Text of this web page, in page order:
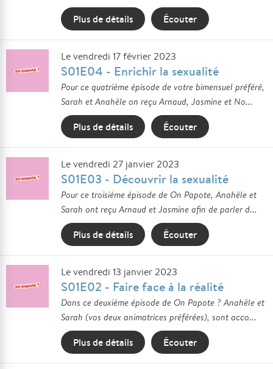
Plus de détails Écouter
Le vendredi 17 février 2023
S01E04 - Enrichir la sexualité
Pour ce quatrième épisode de votre bimensuel préféré,
Sarah et Anahële on reçu Arnaud, Jasmine et No...
Plus de détails Écouter
Le vendredi 27 janvier 2023
S01E03 - Découvrir la sexualité
Pour ce troisième épisode de On Papote, Anahële et
Sarah ont reçu Arnaud et Jasmine afin de parler d...
Plus de détails Écouter
Le vendredi 13 janvier 2023
S01E02 - Faire face à la réalité
Dans ce deuxième épisode de On Papote ? Anahële et
Sarah (vos deux animatrices préférées), sont acco...
Plus de détails Écouter